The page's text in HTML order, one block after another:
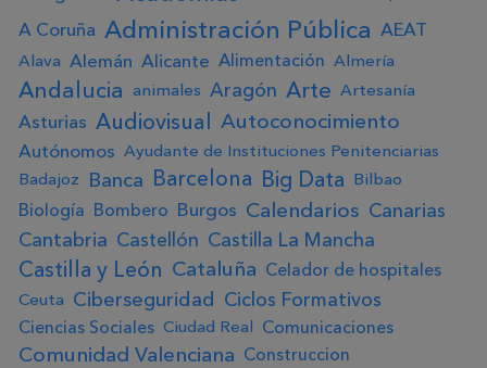
A Coruña Administración Pública AEAT
Alava Alemán Alicante Alimentación Almería
Andalucia animales Aragón Arte Artesanía
Asturias Audiovisual Autoconocimiento
Autónomos Ayudante de Instituciones Penitenciarias
Badajoz
Banca Barcelona Big Data Bilbao
Biología Bombero Burgos Calendarios Canarias
Cantabria Castellón Castilla La Mancha
Castilla y León Cataluña Celador de hospitales
Ceuta Ciberseguridad Ciclos Formativos
Ciencias Sociales Ciudad Real Comunicaciones
Comunidad Valenciana Construccion